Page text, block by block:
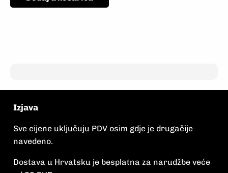
Izjava
Sve cijene uključuju PDV osim gdje je drugačije
navedeno.
Dostava u Hrvatsku je besplatna za narudžbe veće